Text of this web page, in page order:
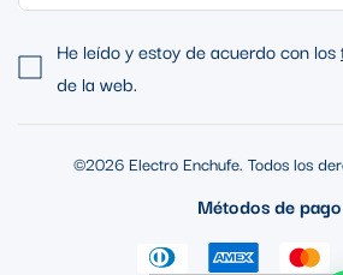
He leído y estoy de acuerdo con los
de la web.
©2026 Electro Enchufe. Todos los
Métodos de pago